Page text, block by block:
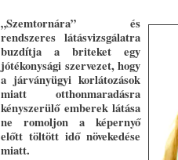
„Szemtornára” és
rendszeres látásvizsgálatra
buzdítja a briteket egy
jótékonysági szervezet, hogy
a járványügyi korlátozások
miatt otthonmaradásra
kényszerülő emberek látása
ne romoljon a képernyő
előtt töltött idő növekedése
miatt.